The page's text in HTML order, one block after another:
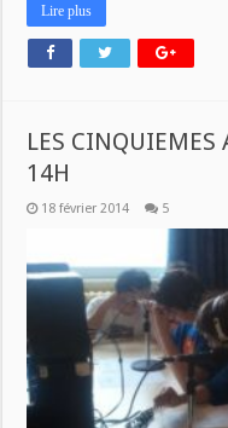
Lire plus
LES CINQUIEMES
14H
18 février 2014 5